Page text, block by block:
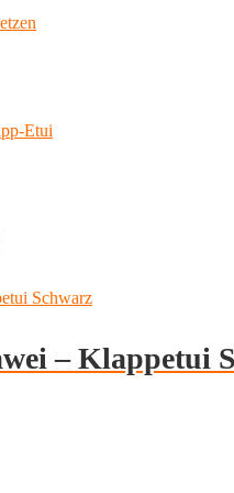
Etui
– Klappetui